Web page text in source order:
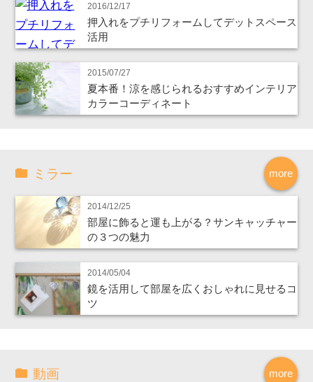
2016/12/17
押入れをプチリフォームしてデットスペース
活用
2015/07/27
夏本番！涼を感じられるおすすめインテリア
カラーコーディネート
more
ミラー
2014/12/25
部屋に飾ると運も上がる？サンキャッチャー
の３つの魅力
2014/05/04
鏡を活用して部屋を広くおしゃれに見せるコ
ツ
more
動画